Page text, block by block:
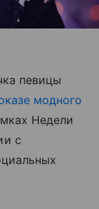
певицы
модного
Недели
с